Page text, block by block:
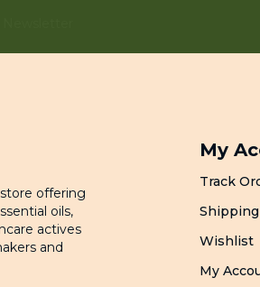
offering
oils,
actives
and
My
Track
Shipping
Wishlist
My